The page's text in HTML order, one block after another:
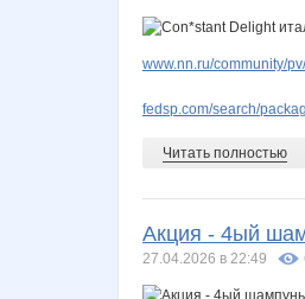
www.nn.ru/community/
fedsp.com/search/
Читать полностью
Акция - 4ый
27.04.2026 в 22:49